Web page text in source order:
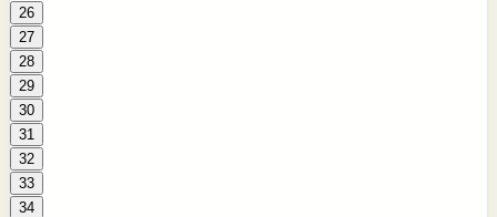
26
27
28
29
30
31
32
33
34